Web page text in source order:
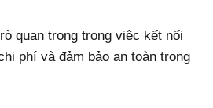
quan trọng trong việc kết nối
phí và đảm bảo an toàn trong